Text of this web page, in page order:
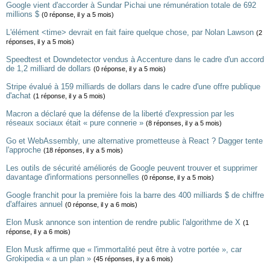
Google vient d'accorder à Sundar Pichai une rémunération totale de 692
millions $ (0 réponse, il y a 5 mois)
L'élément <time> devrait en fait faire quelque chose, par Nolan Lawson (2
réponses, il y a 5 mois)
Speedtest et Downdetector vendus à Accenture dans le cadre d'un accord
de 1,2 milliard de dollars (0 réponse, il y a 5 mois)
Stripe évalué à 159 milliards de dollars dans le cadre d'une offre publique
d'achat (1 réponse, il y a 5 mois)
Macron a déclaré que la défense de la liberté d'expression par les
réseaux sociaux était « pure connerie » (8 réponses, il y a 5 mois)
Go et WebAssembly, une alternative prometteuse à React ? Dagger tente
l'approche (18 réponses, il y a 5 mois)
Les outils de sécurité améliorés de Google peuvent trouver et supprimer
davantage d'informations personnelles (0 réponse, il y a 5 mois)
Google franchit pour la première fois la barre des 400 milliards $ de chiffre
d'affaires annuel (0 réponse, il y a 6 mois)
Elon Musk annonce son intention de rendre public l'algorithme de X (1
réponse, il y a 6 mois)
Elon Musk affirme que « l'immortalité peut être à votre portée », car
Grokipedia « a un plan » (45 réponses, il y a 6 mois)